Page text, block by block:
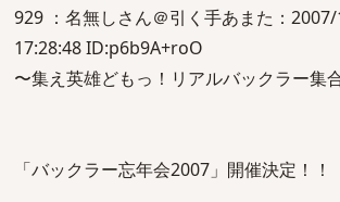
929 ：名無しさん＠引く手あまた：
17:28:48 ID:p6b9A+roO
〜集え英雄どもっ！リアルバックラー集
「バックラー忘年会2007」開催決定！！